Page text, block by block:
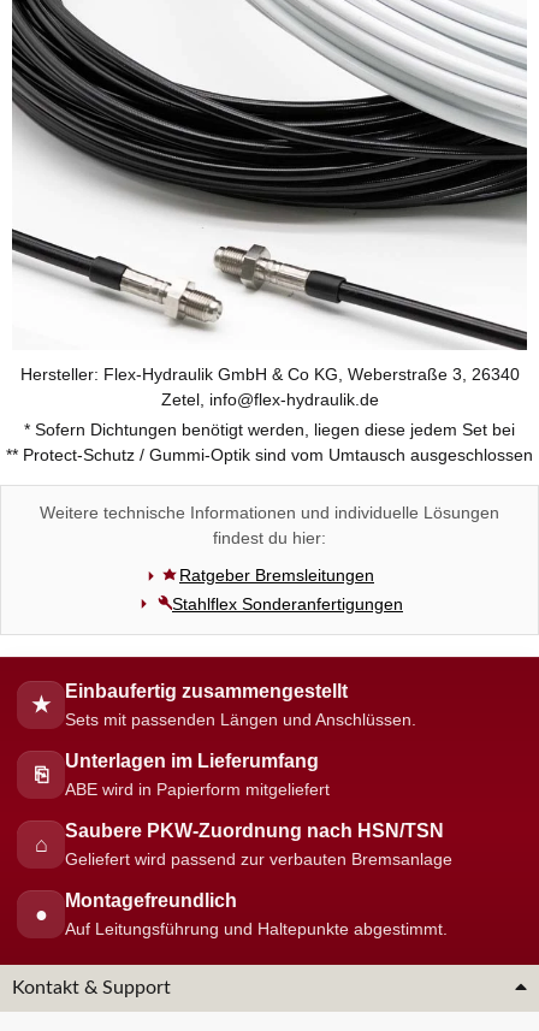
Hersteller: Flex-Hydraulik GmbH & Co KG, Weberstraße 3, 26340
Zetel, info@flex-hydraulik.de
* Sofern Dichtungen benötigt werden, liegen diese jedem Set bei
** Protect-Schutz / Gummi-Optik sind vom Umtausch ausgeschlossen
Weitere technische Informationen und individuelle Lösungen
findest du hier:
Ratgeber Bremsleitungen
Stahlflex Sonderanfertigungen
★
Einbaufertig zusammengestellt
Sets mit passenden Längen und Anschlüssen.
⎘
Unterlagen im Lieferumfang
ABE wird in Papierform mitgeliefert
⌂
Saubere PKW-Zuordnung nach HSN/TSN
Geliefert wird passend zur verbauten Bremsanlage
●
Montagefreundlich
Auf Leitungsführung und Haltepunkte abgestimmt.
Kontakt & Support